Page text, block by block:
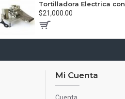
$21,000.00
Mi Cuenta